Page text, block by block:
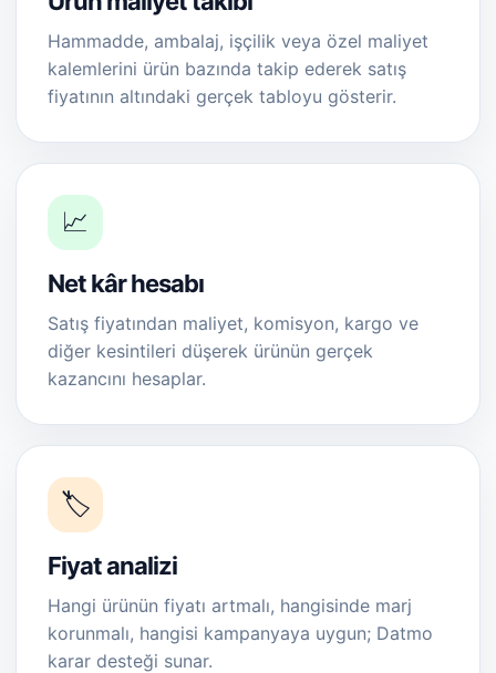
Hammadde, ambalaj, işçilik veya özel maliyet
kalemlerini ürün bazında takip ederek satış
fiyatının altındaki gerçek tabloyu gösterir.
📈
Net kâr hesabı
Satış fiyatından maliyet, komisyon, kargo ve
diğer kesintileri düşerek ürünün gerçek
kazancını hesaplar.
🏷️
Fiyat analizi
Hangi ürünün fiyatı artmalı, hangisinde marj
korunmalı, hangisi kampanyaya uygun; Datmo
karar desteği sunar.